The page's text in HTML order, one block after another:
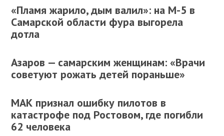
«Пламя жарило, дым валил»: на М-5 в
Самарской области фура выгорела
дотла
Азаров — самарским женщинам: «Врачи
советуют рожать детей пораньше»
МАК признал ошибку пилотов в
катастрофе под Ростовом, где погибли
62 человека